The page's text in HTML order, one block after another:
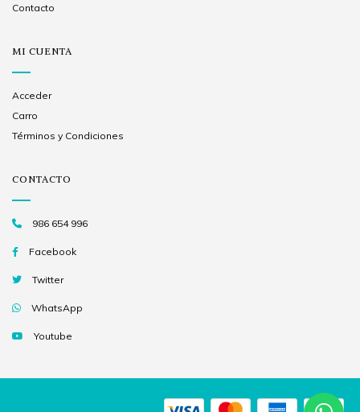
Contacto
MI CUENTA
Acceder
Carro
Términos y Condiciones
CONTACTO
986 654 996
Facebook
Twitter
WhatsApp
Youtube